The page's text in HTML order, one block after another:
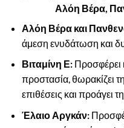
Αλόη Βέρα,
Αλόη Βέρα και
άμεση ενυδάτωση και
Βιταμίνη Ε:Προσφέρει
προστασία, θωρακίζει
επιθέσεις και προάγει
Έλαιο Αργκάν: